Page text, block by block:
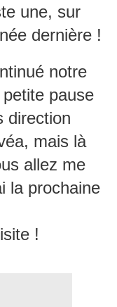
une, sur
dernière !
notre
pause
direction
mais là
allez me
la prochaine
!